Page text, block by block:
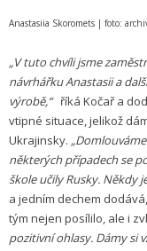
Anastasiia Skoromets | foto:
„V tuto chvíli jsme
návrhářku Anastasii a
výrobě,“říká Kočař a
vtipné situace, jelikož
Ukrajinsky.
některých případech se
škole učily Rusky. Někdy
a jedním dechem
tým nejen posílilo, ale i
pozitivní ohlasy. Dámy si